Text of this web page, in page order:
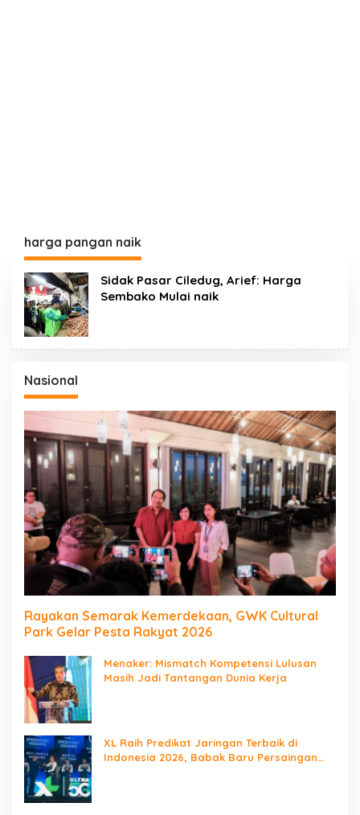
harga pangan naik
Sidak Pasar Ciledug, Arief: Harga
Sembako Mulai naik
Nasional
Rayakan Semarak Kemerdekaan, GWK Cultural
Park Gelar Pesta Rakyat 2026
Menaker: Mismatch Kompetensi Lulusan
Masih Jadi Tantangan Dunia Kerja
XL Raih Predikat Jaringan Terbaik di
Indonesia 2026, Babak Baru Persaingan